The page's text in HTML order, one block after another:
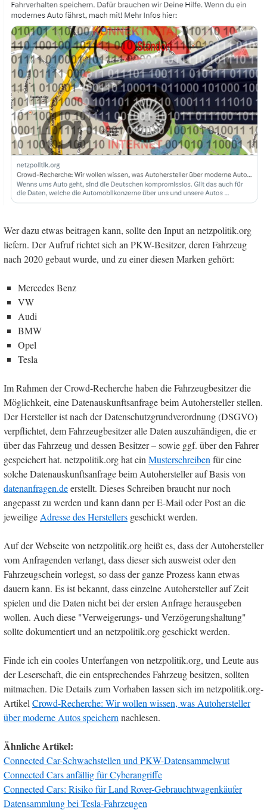
Wer dazu etwas beitragen kann, sollte den Input an netzpolitik.org
liefern. Der Aufruf richtet sich an PKW-Besitzer, deren Fahrzeug
nach 2020 gebaut wurde, und zu einer diesen Marken gehört:
Mercedes Benz
VW
Audi
BMW
Opel
Tesla
Im Rahmen der Crowd-Recherche haben die Fahrzeugbesitzer die
Möglichkeit, eine Datenauskunftsanfrage beim Autohersteller stellen.
Der Hersteller ist nach der Datenschutzgrundverordnung (DSGVO)
verpflichtet, dem Fahrzeugbesitzer alle Daten auszuhändigen, die er
über das Fahrzeug und dessen Besitzer – sowie ggf. über den Fahrer
gespeichert hat. netzpolitik.org hat ein Musterschreiben für eine
solche Datenauskunftsanfrage beim Autohersteller auf Basis von
datenanfragen.deerstellt. Dieses Schreiben braucht nur noch
angepasst zu werden und kann dann per E-Mail oder Post an die
jeweilige Adresse des Herstellers geschickt werden.
Auf der Webseite von netzpolitik.org heißt es, dass der Autohersteller
vom Anfragenden verlangt, dass dieser sich ausweist oder den
Fahrzeugschein vorlegst, so dass der ganze Prozess kann etwas
dauern kann. Es ist bekannt, dass einzelne Autohersteller auf Zeit
spielen und die Daten nicht bei der ersten Anfrage herausgeben
wollen. Auch diese "Verweigerungs- und Verzögerungshaltung"
sollte dokumentiert und an netzpolitik.org geschickt werden.
Finde ich ein cooles Unterfangen von netzpolitik.org, und Leute aus
der Leserschaft, die ein entsprechendes Fahrzeug besitzen, sollten
mitmachen. Die Details zum Vorhaben lassen sich im netzpolitik.org-
Artikel Crowd-Recherche: Wir wollen wissen, was Autohersteller
über moderne Autos speichern nachlesen.
Ähnliche Artikel:
Connected Car-Schwachstellen und PKW-Datensammelwut
Connected Cars anfällig für Cyberangriffe
Connected Cars: Risiko für Land Rover-Gebrauchtwagenkäufer
Datensammlung bei Tesla-Fahrzeugen